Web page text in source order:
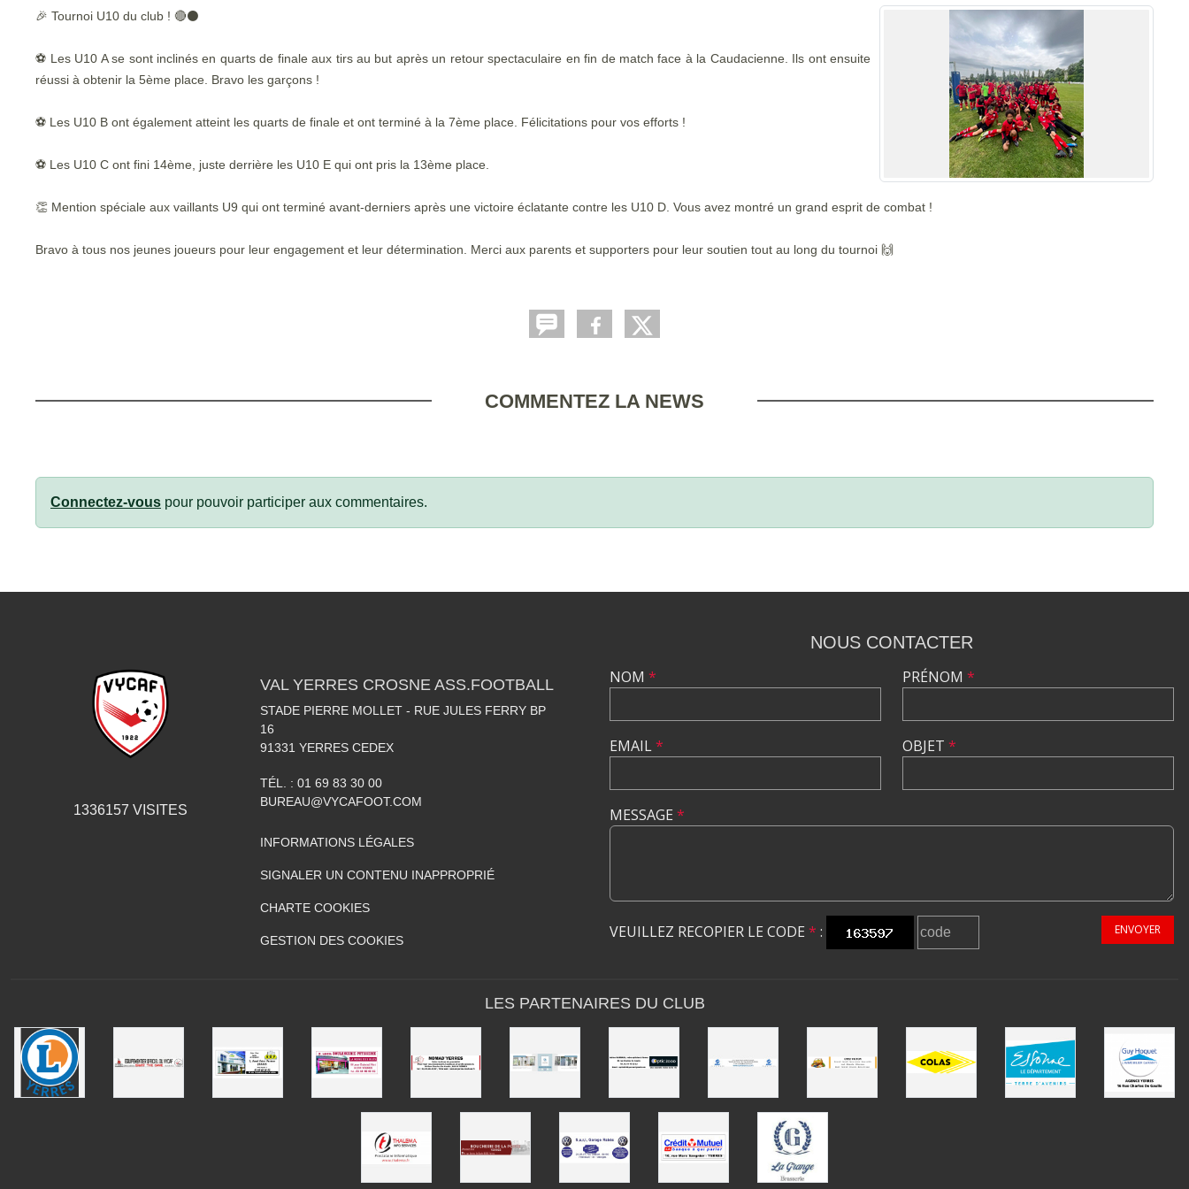
🎉 Tournoi U10 du club ! 🔴⚫
⚽️ Les U10 A se sont inclinés en quarts de finale aux tirs au but après un retour spectaculaire en fin de match face à la Caudacienne. Ils ont ensuite
réussi à obtenir la 5ème place. Bravo les garçons !
⚽️ Les U10 B ont également atteint les quarts de finale et ont terminé à la 7ème place. Félicitations pour vos efforts !
⚽️ Les U10 C ont fini 14ème, juste derrière les U10 E qui ont pris la 13ème place.
👏 Mention spéciale aux vaillants U9 qui ont terminé avant-derniers après une victoire éclatante contre les U10 D. Vous avez montré un grand esprit de combat !
Bravo à tous nos jeunes joueurs pour leur engagement et leur détermination. Merci aux parents et supporters pour leur soutien tout au long du tournoi 🙌
COMMENTEZ LA NEWS
Connectez-vous pour pouvoir participer aux commentaires.
1336157 VISITES
VAL YERRES CROSNE ASS.FOOTBALL
STADE PIERRE MOLLET - RUE JULES FERRY BP
16
91331 YERRES CEDEX
TÉL. : 01 69 83 30 00
BUREAU@VYCAFOOT.COM
INFORMATIONS LÉGALES
SIGNALER UN CONTENU INAPPROPRIÉ
CHARTE COOKIES
GESTION DES COOKIES
NOUS CONTACTER
NOM *
EMAIL*
PRÉNOM *
OBJET *
MESSAGE *
VEUILLEZ RECOPIER LE CODE * : ENVOYER
LES PARTENAIRES DU CLUB